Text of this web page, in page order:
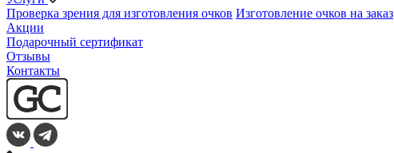
Проверка зрения для изготовления очков Изготовление очков на заказ
Акции
Подарочный сертификат
Отзывы
Контакты